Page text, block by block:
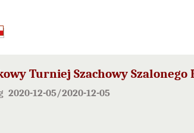
Turniej Szachowy Szalonego
2020-12-05/2020-12-05